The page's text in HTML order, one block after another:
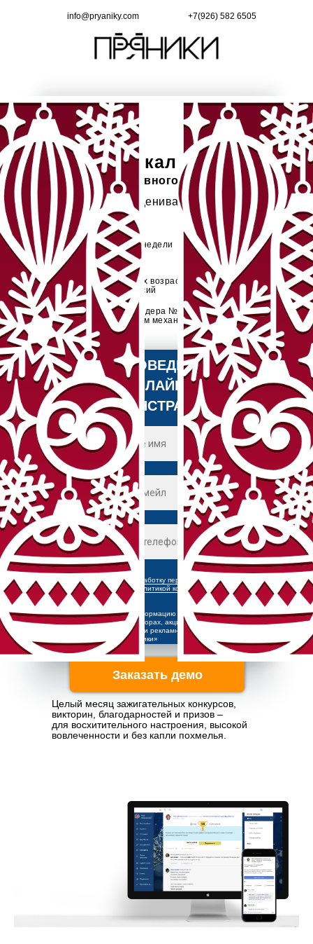
+7(926) 582 6505
info@pryaniky.com
для корпоративного Нового года
Сотрудники оценивают на 9 из 10!
ПРОВЕДЕМ
ОНЛАЙН-
ДЕМОНСТРАЦИЮ
Я согласен на
обработку персональных данных
и соглашаюсь c
политикой конфиденциальности
Хочу получать информацию о скидках,
аналитических обзорах, акциях и другие
информационные и рекламные материалы
платформы «Пряники»
Заказать демо
Запуск
от одной недели
Для любых возрастов
и профессий
От провайдера №1
по игровым механикам
в России
Адвент-календарь
Целый месяц зажигательных конкурсов,
викторин, благодарностей и призов –
для восхитительного настроения, высокой
вовлеченности и без капли похмелья.